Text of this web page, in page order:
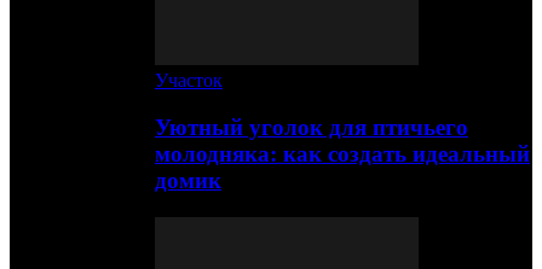
Участок
Уютный уголок для птичьего
молодняка: как создать идеальный
домик